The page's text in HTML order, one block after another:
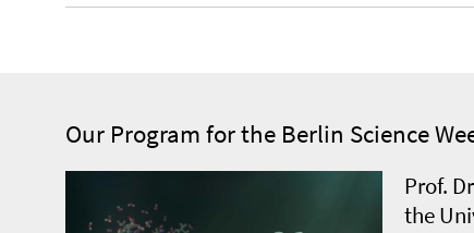
Our Program for the Berlin Science
Prof.
the